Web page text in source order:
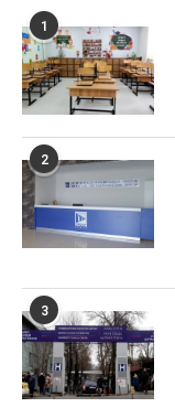
1
2
3